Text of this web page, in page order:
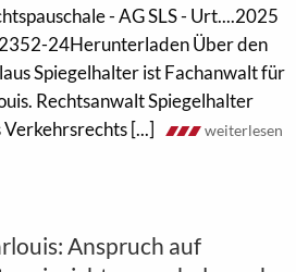
- AG SLS - Urt....2025
24Herunterladen Über den
Spiegelhalter ist Fachanwalt für
Rechtsanwalt Spiegelhalter
[...]
weiterlesen
Anspruch auf